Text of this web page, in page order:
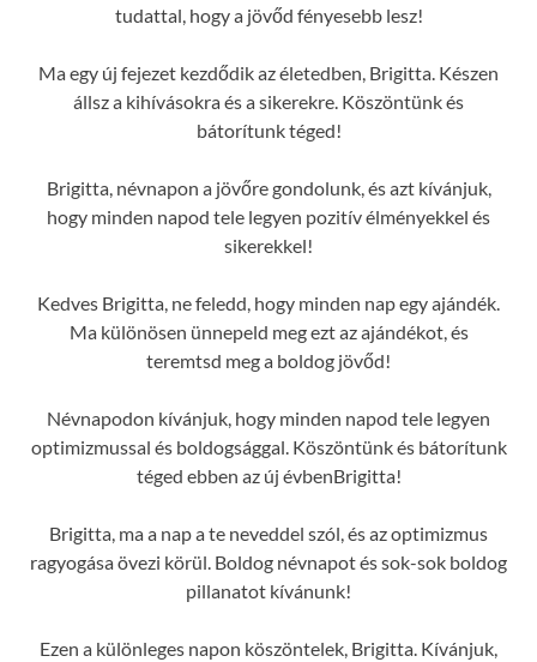
tudattal, hogy a jövőd fényesebb lesz!
Ma egy új fejezet kezdődik az életedben, Brigitta. Készen
állsz a kihívásokra és a sikerekre. Köszöntünk és
bátorítunk téged!
Brigitta, névnapon a jövőre gondolunk, és azt kívánjuk,
hogy minden napod tele legyen pozitív élményekkel és
sikerekkel!
Kedves Brigitta, ne feledd, hogy minden nap egy ajándék.
Ma különösen ünnepeld meg ezt az ajándékot, és
teremtsd meg a boldog jövőd!
Névnapodon kívánjuk, hogy minden napod tele legyen
optimizmussal és boldogsággal. Köszöntünk és bátorítunk
téged ebben az új évbenBrigitta!
Brigitta, ma a nap a te neveddel szól, és az optimizmus
ragyogása övezi körül. Boldog névnapot és sok-sok boldog
pillanatot kívánunk!
Ezen a különleges napon köszöntelek, Brigitta. Kívánjuk,